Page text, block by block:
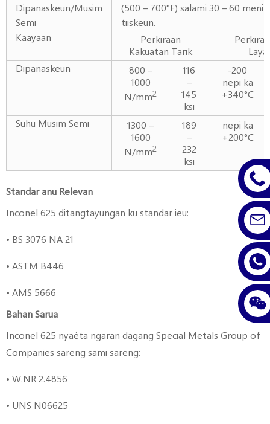
Dipanaskeun/Musim
Semi
(500 – 700°F) salami 30 – 60
tiiskeun.
Kaayaan
Perkiraan
Kakuatan Tarik
Dipanaskeun
800 –
1000
N/mm2
116
–
145
ksi
-200
nepi ka
+340°C
Suhu Musim Semi
1300 –
1600
N/mm2
189
–
232
ksi
nepi ka
+200°C
Standar anu Relevan
Inconel 625 ditangtayungan ku standar ieu:
• BS 3076 NA 21
• ASTM B446
• AMS 5666
Bahan Sarua
Inconel 625 nyaéta ngaran dagang Special Metals Group of
Companies sareng sami sareng:
• W.NR 2.4856
• UNS N06625